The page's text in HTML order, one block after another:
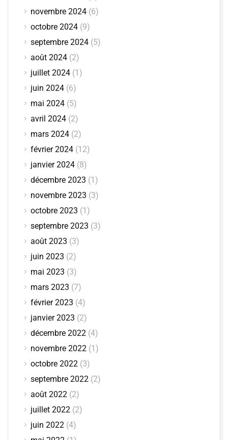
novembre 2024 (6)
octobre 2024 (9)
septembre 2024 (5)
août 2024 (2)
juillet 2024 (1)
juin 2024 (6)
mai 2024 (5)
avril 2024 (2)
mars 2024 (2)
février 2024 (12)
janvier 2024 (8)
décembre 2023 (1)
novembre 2023 (3)
octobre 2023 (1)
septembre 2023 (3)
août 2023 (3)
juin 2023 (2)
mai 2023 (3)
mars 2023 (7)
février 2023 (4)
janvier 2023 (2)
décembre 2022 (4)
novembre 2022 (1)
octobre 2022 (3)
septembre 2022 (2)
août 2022 (2)
juillet 2022 (2)
juin 2022 (4)